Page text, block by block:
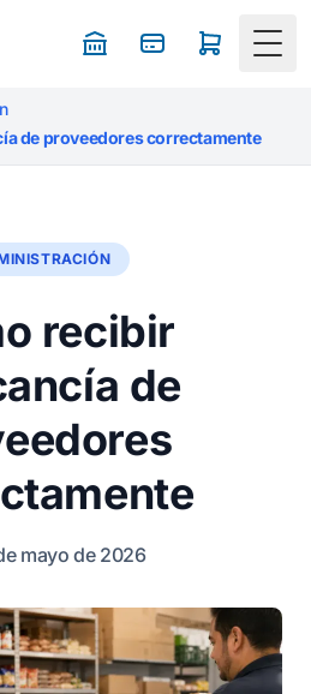
de proveedores correctamente
recibir
de
mayo de 2026